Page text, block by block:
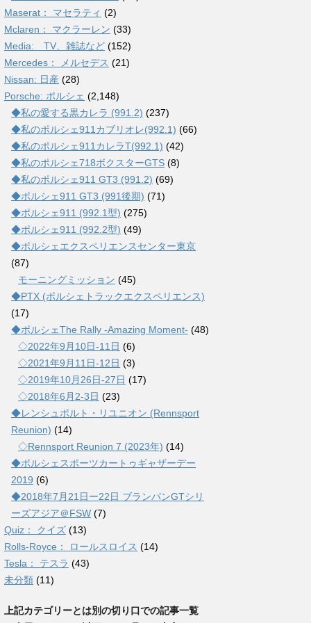
Maserat： マセラティ (2)
Mclaren： マクラーレン (33)
Media: TV、雑誌など (152)
Mercedes： メルセデス (21)
Nissan: 日産 (28)
Porsche: ポルシェ (2,148)
◆私の愛する黒カレラ (991.2) (237)
◆私のポルシェ911カブリオレ(992.1) (66)
◆私のポルシェ911カレラT(992.1) (42)
◆私のポルシェ718ボクスターGTS (8)
◆私のポルシェ911 GT3 (991.2) (69)
◆ポルシェ911 GT3 (991後期) (71)
◆ポルシェ911 (992.1型) (275)
◆ポルシェ911 (992.2型) (49)
◆ポルシェエクスペリエンスセンター東京
(87)
モーニングミッション (45)
◆PTX (ポルシェトラックエクスペリエンス)
(17)
◆ポルシェThe Rally -Amazing Moment- (48)
◇2022年9月10日-11日 (6)
◇2021年9月11日-12日 (3)
◇2019年10月26日-27日 (17)
◇2018年6月2-3日 (23)
◆レンシュポルト・リユニオン (Rennsport
Reunion) (14)
◇Rennsport Reunion 7 (2023年) (14)
◆ポルシェスポーツカートゥギャザーデー
2019 (6)
◆2018年7月21日ー22日 ブランパンGTシリ
ーズアジア＠FSW (7)
Quiz： クイズ (13)
Rolls-Royce： ロールスロイス (14)
Tesla： テスラ (43)
未分類 (11)
上記カテゴリーとは別の切り口での記事一覧